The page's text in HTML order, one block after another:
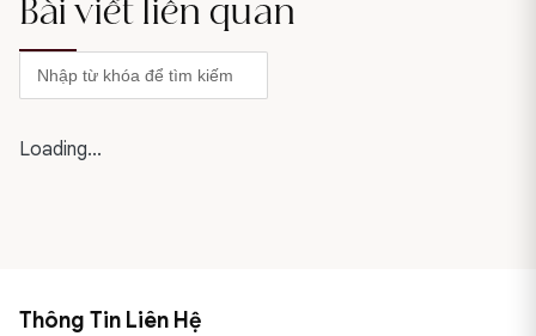
Bài viết liên quan
Loading...
Thông Tin Liên Hệ